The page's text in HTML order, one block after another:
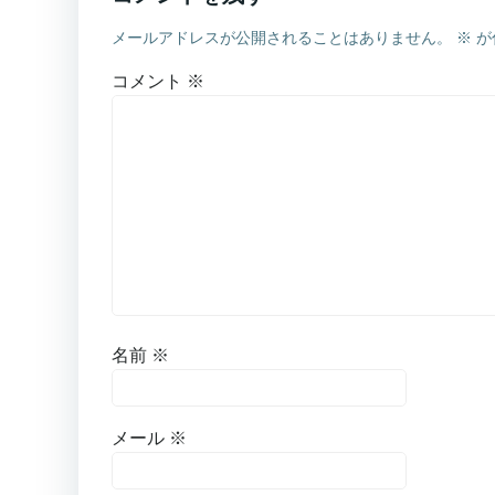
メールアドレスが公開されることはありません。 ※
コメント ※
名前 ※
メール ※